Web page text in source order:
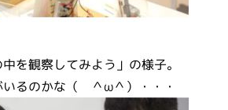
を観察してみよう」の様子。
いるのかな（ ＾ω＾）・・・